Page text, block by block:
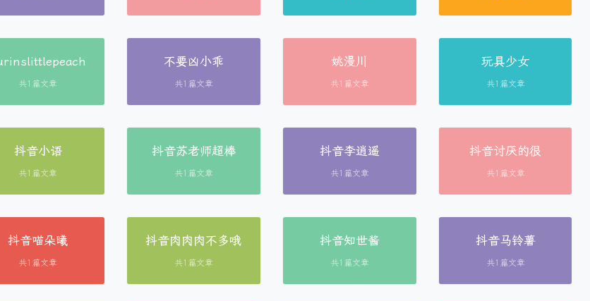
共1篇文章
不要凶小乖
共1篇文章
姚漫川
共1篇文章
玩具少女
共1篇文章
抖音小语
共1篇文章
抖音苏老师超棒
共1篇文章
抖音李逍遥
共1篇文章
抖音讨厌的很
共1篇文章
抖音喵朵曦
共1篇文章
抖音肉肉肉不多哦
共1篇文章
抖音知世酱
共1篇文章
抖音马铃薯
共1篇文章